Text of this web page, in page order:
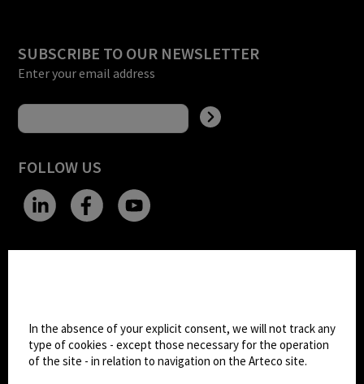
SUBSCRIBE TO OUR NEWSLETTER
Enter your email address
FOLLOW US
Dark Mode
© 2026Arteco srl - Società soggetta a direzione
In the absence of your explicit consent, we will not track any
type of cookies - except those necessary for the operation
of the site - in relation to navigation on the Arteco site.